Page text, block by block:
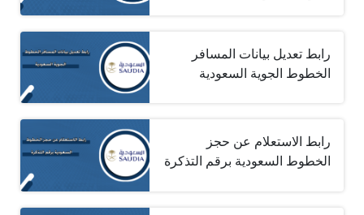
رابط تعديل بيانات المسافر
الخطوط الجوية السعودية
رابط الاستعلام عن حجز
الخطوط السعودية برقم التذكرة